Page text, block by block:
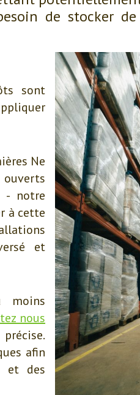
de stocker
sont
Ne
- notre
à cette
et
moins
nous
afin
et des